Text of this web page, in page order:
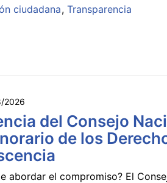
ciudadana Transparencia
2026
del Consejo
de los
abordar el compromiso? El